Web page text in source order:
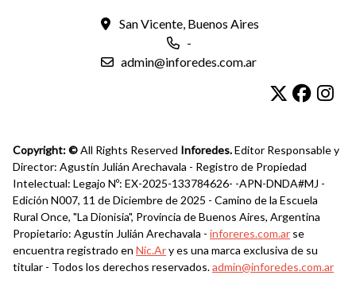
San Vicente, Buenos Aires
-
admin@inforedes.com.ar
Copyright: ©All Rights Reserved Inforedes.Editor Responsable y
Director: Agustín Julián Arechavala - Registro de Propiedad
Intelectual: Legajo Nº: EX-2025-133784626- -APN-DNDA#MJ -
Edición N007, 11 de Diciembre de 2025 - Camino de la Escuela
Rural Once, "La Dionisia", Provincia de Buenos Aires, Argentina
Propietario: Agustín Julián Arechavala - inforeres.com.ar se
encuentra registrado en Nic.Ary es una marca exclusiva de su
titular - Todos los derechos reservados.admin@inforedes.com.ar